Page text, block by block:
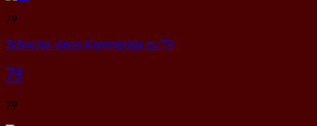
79
Schreibe einen Kommentar zu 79
79
79